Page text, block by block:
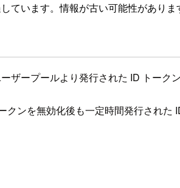
ています。情報が古い可能性がありま
ザープールより発行された ID トーク
ンを無効化後も一定時間発行された